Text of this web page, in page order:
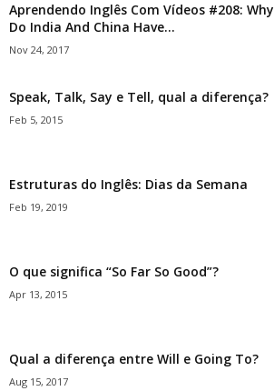
Aprendendo Inglês Com Vídeos #208: Why
Do India And China Have...
Nov 24, 2017
Speak, Talk, Say e Tell, qual a diferença?
Feb 5, 2015
Estruturas do Inglês: Dias da Semana
Feb 19, 2019
O que significa “So Far So Good”?
Apr 13, 2015
Qual a diferença entre Will e Going To?
Aug 15, 2017